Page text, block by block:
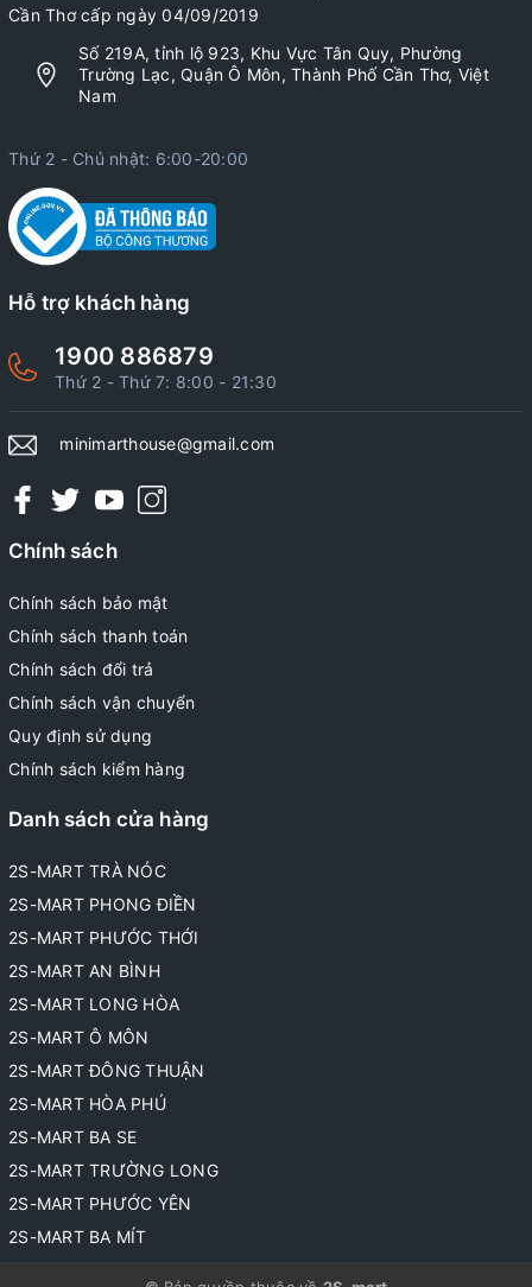
Cần Thơ cấp ngày 04/09/2019
Số 219A, tỉnh lộ 923, Khu Vực Tân Quy, Phường
Trường Lạc, Quận Ô Môn, Thành Phố Cần Thơ, Việt
Nam
Thứ 2 - Chủ nhật: 6:00-20:00
Hỗ trợ khách hàng
1900 886879
Thứ 2 - Thứ 7: 8:00 - 21:30
minimarthouse@gmail.com
Chính sách
Chính sách bảo mật
Chính sách thanh toán
Chính sách đổi trả
Chính sách vận chuyển
Quy định sử dụng
Chính sách kiểm hàng
Danh sách cửa hàng
2S-MART TRÀ NÓC
2S-MART PHONG ĐIỀN
2S-MART PHƯỚC THỚI
2S-MART AN BÌNH
2S-MART LONG HÒA
2S-MART Ô MÔN
2S-MART ĐÔNG THUẬN
2S-MART HÒA PHÚ
2S-MART BA SE
2S-MART TRƯỜNG LONG
2S-MART PHƯỚC YÊN
2S-MART BA MÍT